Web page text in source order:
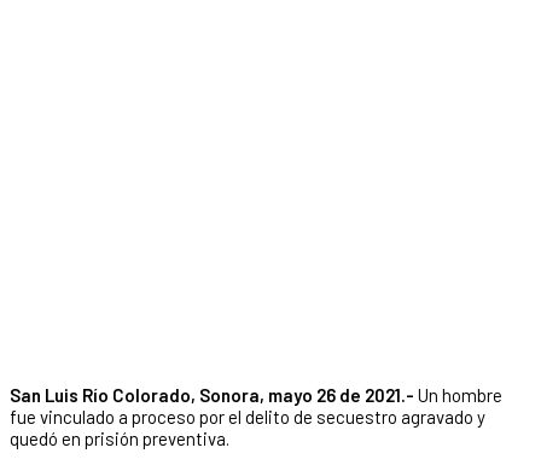
San Luis Río Colorado, Sonora, mayo 26 de 2021.- Un hombre
fue vinculado a proceso por el delito de secuestro agravado y
quedó en prisión preventiva.